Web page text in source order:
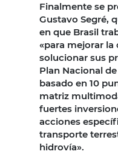
Finalmente se
Gustavo Segré,
en que Brasil
«para mejorar
solucionar sus
Plan Nacional
basado en 10
matriz
fuertes
acciones
transporte
hidrovía».